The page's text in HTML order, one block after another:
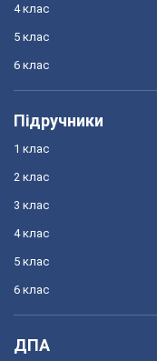
4 клас
5 клас
6 клас
Підручники
1 клас
2 клас
3 клас
4 клас
5 клас
6 клас
ДПА